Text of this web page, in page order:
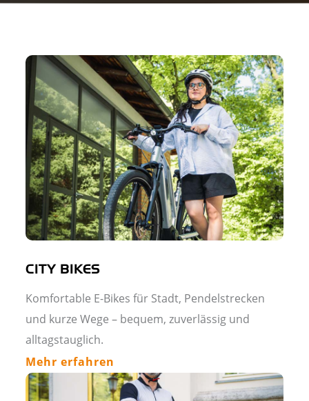
CITY BIKES
Komfortable E-Bikes für Stadt, Pendelstrecken
und kurze Wege – bequem, zuverlässig und
alltagstauglich.
Mehr erfahren